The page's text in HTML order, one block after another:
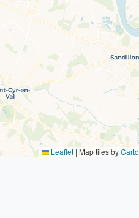
Leaflet | Map tiles byCarto